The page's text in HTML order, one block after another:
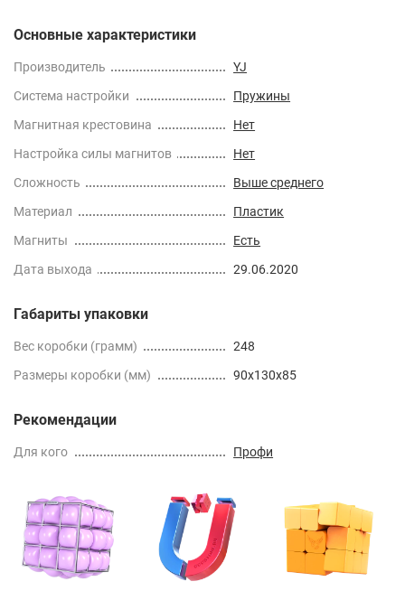
Основные характеристики
Производитель
YJ
Cистема настройки
Пружины
Магнитная крестовина
Нет
Настройка силы магнитов
Нет
Сложность
Выше среднего
Материал
Пластик
Магниты
Есть
Дата выхода
29.06.2020
Габариты упаковки
Вес коробки (грамм)
248
Размеры коробки (мм)
90x130x85
Рекомендации
Для кого Профи